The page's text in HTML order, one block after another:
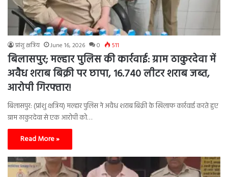
प्रांशु क्षत्रिय June 16, 2026 0 511
बिलासपुर; मल्हार पुलिस की कार्रवाई: ग्राम ठाकुरदेवा में
अवैध शराब बिक्री पर छापा, 16.740 लीटर शराब जब्त,
आरोपी गिरफ्तार!
बिलासपुर: (प्रांशु क्षत्रिय) मल्हार पुलिस ने अवैध शराब बिक्री के खिलाफ कार्रवाई करते हुए
ग्राम ठाकुरदेवा से एक आरोपी को…
Read More »